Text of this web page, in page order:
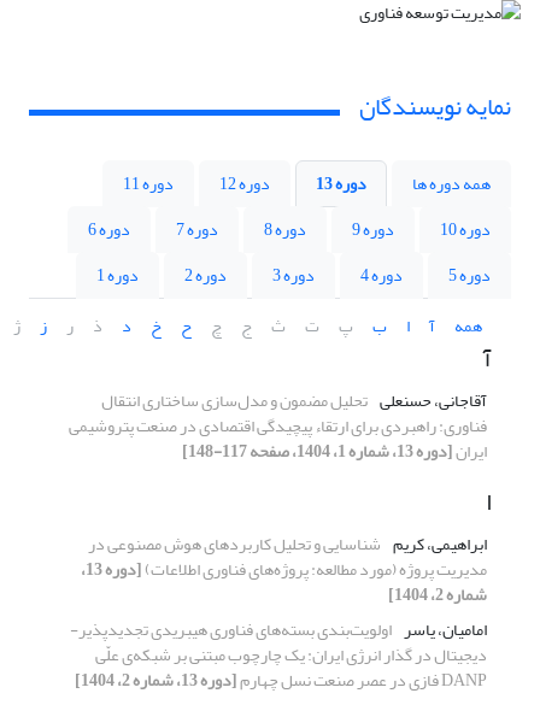
نمایه نویسندگان
همه دوره ها دوره 13 دوره 12
دوره 11
دوره 10
دوره 9 دوره 8 دوره 7
دوره 6
دوره 5
دوره 4 دوره 3 دوره 2
دوره 1
همه
آ ا ب پ ت ث ج چ ح خ د ذ ر ز ژ
آ
آقاجانی، حسنعلی تحلیل مضمون و مدل‌سازی ساختاری انتقال
فناوری: راهبردی برای ارتقاء پیچیدگی اقتصادی در صنعت پتروشیمی
ایران[دوره 13، شماره 1، 1404، صفحه 117-148]
ا
ابراهیمی، کریم شناسایی و تحلیل کاربردهای هوش مصنوعی در
مدیریت پروژه (مورد مطالعه: پروژه‌های فناوری اطلاعات) [دوره 13،
شماره 2، 1404]
امامیان، یاسر اولویت‌بندی بسته‌های فناوری هیبریدی تجدیدپذیر-
دیجیتال در گذار انرژی ایران: یک چارچوب مبتنی ‌بر شبکه‌ی علّی
DANP فازی در عصر صنعت نسل چهارم [دوره 13، شماره 2، 1404]